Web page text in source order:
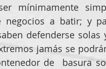
mínimamente
negocios a batir; y
defenderse
jamás se
de  basura